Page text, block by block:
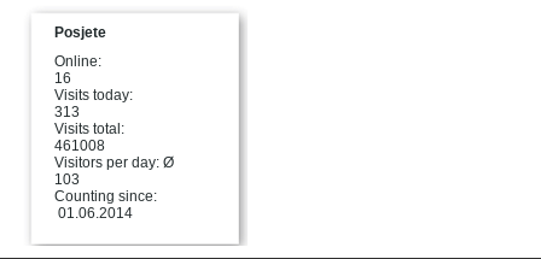
Posjete
Online:
16
Visits today:
313
Visits total:
461008
Visitors per day: Ø
103
Counting since:
01.06.2014